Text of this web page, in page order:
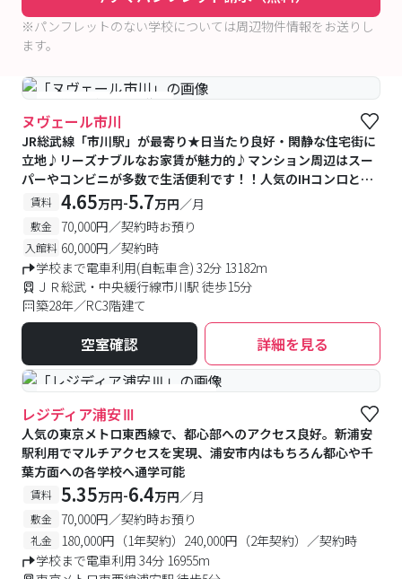
※パンフレットのない学校については周辺物件情報をお送りし
ます。
#予約受付中 #空室待ち
ヌヴェール市川
JR総武線「市川駅」が最寄り★日当たり良好・閑静な住宅街に
立地♪リーズナブルなお家賃が魅力的♪マンション周辺はスー
パーやコンビニが多数で生活便利です！！人気のIHコンロと温
水洗浄便座も完備！更に便利な宅配BOX付きです
賃料 4.65万円-5.7万円／月
敷金 70,000円／契約時お預り
入館料 60,000円／契約時
学校まで電車利用(自転車含) 32分 13182m
ＪＲ総武・中央緩行線市川駅 徒歩15分
築28年／RC3階建て
空室確認 詳細を見る
#食事付き #女性専用フロアあり
レジディア浦安Ⅲ
人気の東京メトロ東西線で、都心部へのアクセス良好。新浦安
駅利用でマルチアクセスを実現、浦安市内はもちろん都心や千
葉方面への各学校へ通学可能
賃料 5.35万円-6.4万円／月
敷金 70,000円／契約時お預り
礼金
180,000円（1年契約）240,000円（2年契約）／契約時
学校まで電車利用 34分 16955m